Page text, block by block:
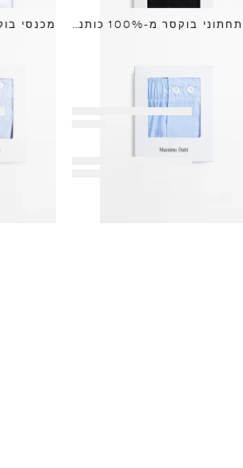
תחתוני בוקסר מ-100% כותנה עם פסים